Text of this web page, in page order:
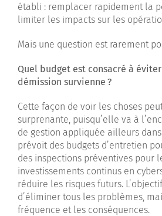
établi : remplacer rapidement la
limiter les impacts sur les
Mais une question est rarement
Quel budget est consacré à
démission survienne ?
Cette façon de voir les choses
surprenante, puisqu’elle va à
de gestion appliquée ailleurs dans
prévoit des budgets d’entretien
des inspections préventives pour
investissements continus en
réduire les risques futurs.
d’éliminer tous les problèmes,
fréquence et les conséquences.